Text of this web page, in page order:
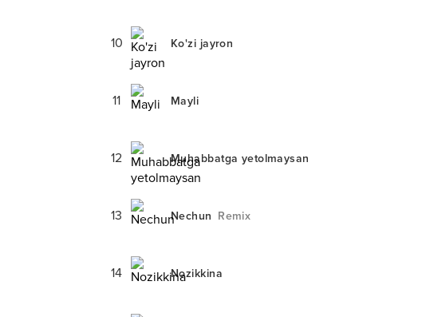
10 Ko'zi jayron
11 Mayli
12 Muhabbatga yetolmaysan
13 Nechun Remix
14 Nozikkina